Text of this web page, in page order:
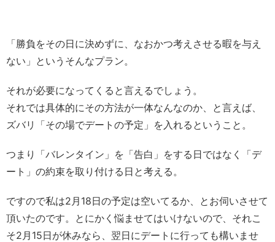
「勝負をその日に決めずに、なおかつ考えさせる暇を与え
ない」というそんなプラン。
それが必要になってくると言えるでしょう。
それでは具体的にその方法が一体なんなのか、と言えば、
ズバリ「その場でデートの予定」を入れるということ。
つまり「バレンタイン」を「告白」をする日ではなく「デ
ート」の約束を取り付ける日と考える。
ですので私は2月18日の予定は空いてるか、とお伺いさせて
頂いたのです。とにかく悩ませてはいけないので、それこ
そ2月15日が休みなら、翌日にデートに行っても構いませ